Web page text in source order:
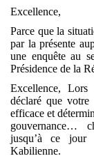
Excellence,
Parce que la
par la présente
une enquête au
Présidence de la
Excellence,
déclaré que
efficace et
gouvernance…
jusqu’à ce jour
Kabilienne.